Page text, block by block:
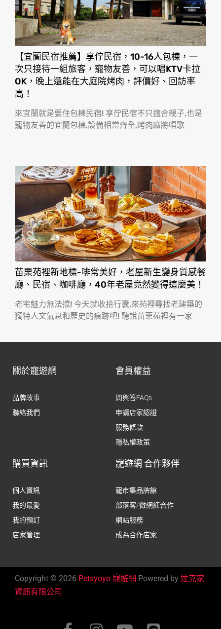
【宜蘭民宿推薦】享佇民宿，10-16人包棟，一
次只接待一組旅客，寵物友善，可以唱KTV卡拉
OK，晚上還能在大庭院烤肉，評價好、回訪率
高！
來宜蘭就是要住包棟民宿! 享佇民宿不只適合親子,也是
寵物友善的宜蘭包棟,設備相當齊全,烤肉麻將唱歌
苗栗苑裡新地標-啡常美好，老屋新生變身質感餐
廳、民宿、咖啡廳，40年老屋竟然變得這麼美！
老宅魅力無法擋! 今天就收拾行囊,來苑裡尋找老建築的
獨特人文氣息和歷史的痕跡吧! 聽說苗栗苑裡有一家
關於寵遊網
品牌故事
聯絡我們
會員權益
問與答FAQs
申請店家認證
服務條款
隱私權政策
購買資訊
個人資訊
我的最愛
我的預訂
店家管理
寵遊網 合作夥伴
寵市集品牌館
部落客/微網紅合作
網站服務
成為合作店家
Copyright © 2026 Petsyoyo 寵遊網 Powered by 達克家
資訊有限公司